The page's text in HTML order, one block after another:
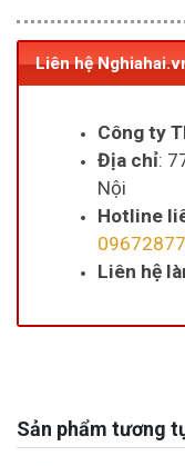
Liên hệ
Công ty
Địa chỉ:
Nội
Hotline
Liên hệ
Sản phẩm tương